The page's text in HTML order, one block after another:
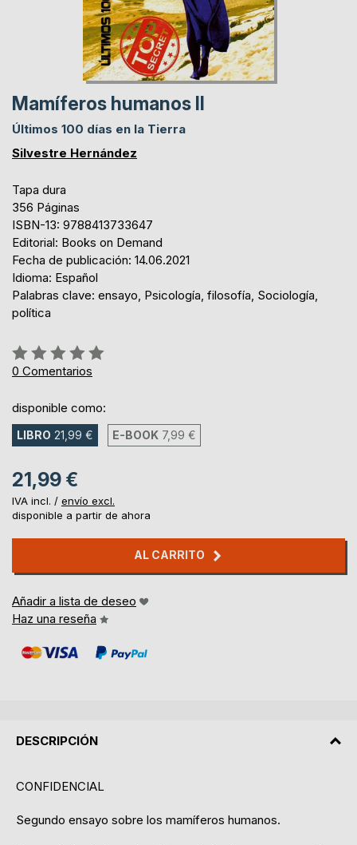
Mamíferos humanos II
Últimos 100 días en la Tierra
Silvestre Hernández
Tapa dura
356 Páginas
ISBN-13: 9788413733647
Editorial: Books on Demand
Fecha de publicación: 14.06.2021
Idioma: Español
Palabras clave: ensayo, Psicología, filosofía, Sociología,
política
Rating:
0%
0 Comentarios
disponible como:
LIBRO 21,99 € E-BOOK 7,99 €
21,99 €
IVA incl. / envío excl.
disponible a partir de ahora
AL CARRITO
Añadir a lista de deseo
Haz una reseña
DESCRIPCIÓN
CONFIDENCIAL
Segundo ensayo sobre los mamíferos humanos.